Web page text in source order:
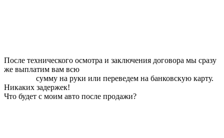
После технического осмотра и заключения договора мы сразу
же выплатим вам всю
сумму на руки или переведем на банковскую карту.
Никаких задержек!
Что будет с моим авто после продажи?